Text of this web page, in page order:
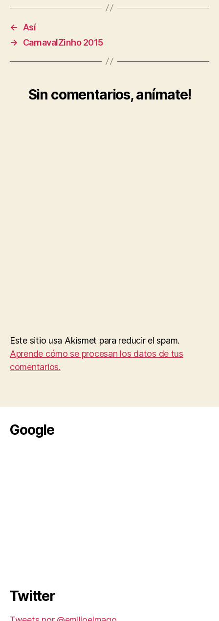
←
Así
→
CarnavalZinho 2015
Sin comentarios, anímate!
Este sitio usa Akismet para reducir el spam.
Aprende cómo se procesan los datos de tus
comentarios.
Google
Twitter